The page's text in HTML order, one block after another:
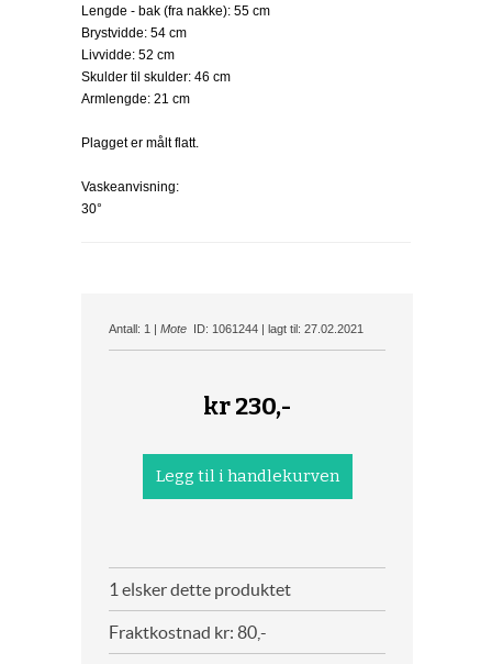
Lengde - bak (fra nakke): 55 cm
Brystvidde: 54 cm
Livvidde: 52 cm
Skulder til skulder: 46 cm
Armlengde: 21 cm
Plagget er målt flatt.
Vaskeanvisning:
30°
Antall: 1 | Mote ID: 1061244 | lagt til: 27.02.2021
kr230,-
1 elsker dette produktet
Fraktkostnad kr: 80,-